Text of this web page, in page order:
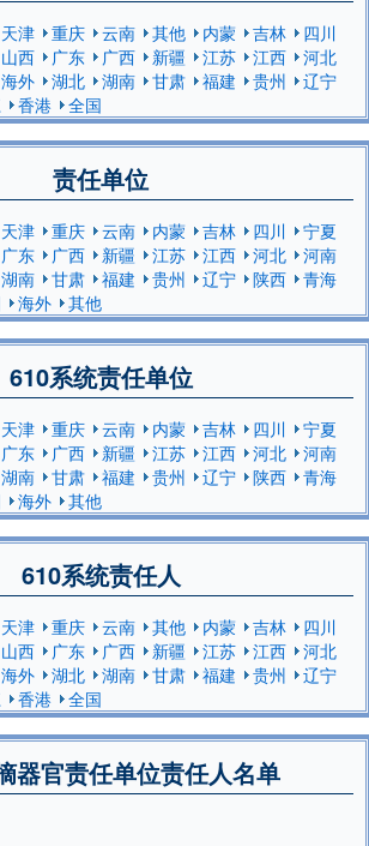
天津 重庆 云南 其他 内蒙 吉林
四川
山西 广东 广西 新疆 江苏 江西
河北
海外 湖北 湖南 甘肃 福建 贵州
辽宁
香港 全国
责任单位
天津 重庆 云南 内蒙 吉林 四川
宁夏
广东 广西 新疆 江苏 江西 河北
河南
湖南 甘肃 福建 贵州 辽宁 陕西
青海
海外 其他
610系统责任单位
天津 重庆 云南 内蒙 吉林 四川
宁夏
广东 广西 新疆 江苏 江西 河北
河南
湖南 甘肃 福建 贵州 辽宁 陕西
青海
海外 其他
610系统责任人
天津 重庆 云南 其他 内蒙 吉林
四川
山西 广东 广西 新疆 江苏 江西
河北
海外 湖北 湖南 甘肃 福建 贵州
辽宁
香港 全国
器官责任单位责任人名单